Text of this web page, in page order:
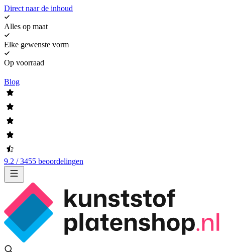
Direct naar de inhoud
Alles op maat
Elke gewenste vorm
Op voorraad
Blog
9.2 / 3455 beoordelingen